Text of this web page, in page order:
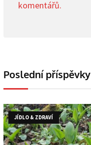
komentářů.
Poslední příspěvky
JÍDLO & ZDRAVÍ